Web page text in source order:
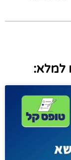
למלא: